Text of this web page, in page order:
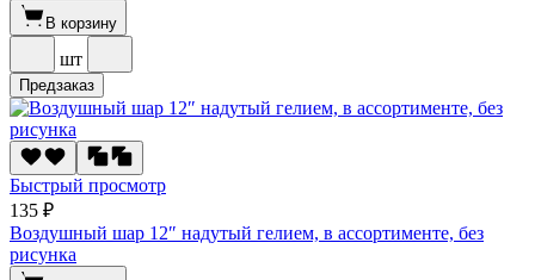
В корзину
шт
Предзаказ
Быстрый просмотр
135 ₽
Воздушный шар 12″ надутый гелием, в ассортименте, без
рисунка